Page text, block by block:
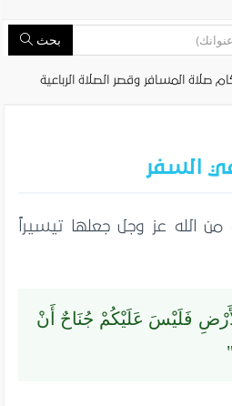
بحث
صلاة المسافر وقصر الصلاة الرباعية
السفر
الله عز وجل جعلها تيسيراً
فَلَيْسَ عَلَيْكُمْ جُنَاحٌ أَنْ